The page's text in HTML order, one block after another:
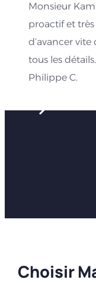
Monsieur
proactif et
d’avancer
tous les
Philippe C.
Choisir